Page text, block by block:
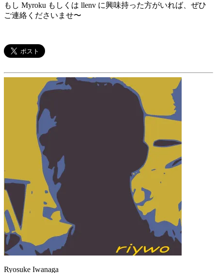
もし Myroku もしくは llenv に興味持った方がいれば、ぜひ
ご連絡くださいませ〜
Ryosuke Iwanaga